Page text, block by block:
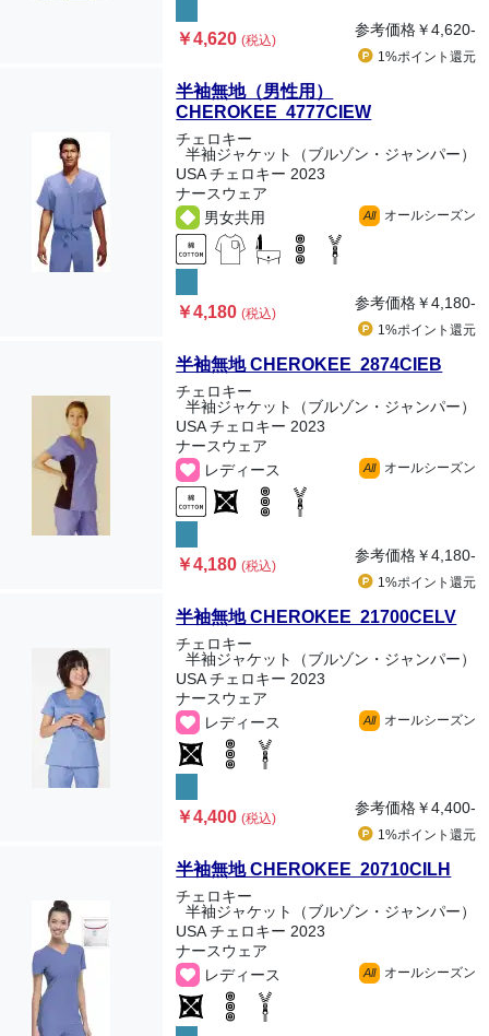
￥4,620(税込)
参考価格￥4,620-
1%ポイント 還元
半袖無地（男性用）
CHEROKEE 4777CIEW
チェロキー
半袖ジャケット（ブルゾン・ジャンパー）
USA チェロキー 2023
ナースウェア
男女共用
All オールシーズン
￥4,180(税込)
参考価格￥4,180-
1%ポイント 還元
半袖無地 CHEROKEE 2874CIEB
チェロキー
半袖ジャケット（ブルゾン・ジャンパー）
USA チェロキー 2023
ナースウェア
レディース
All オールシーズン
￥4,180(税込)
参考価格￥4,180-
1%ポイント 還元
半袖無地 CHEROKEE 21700CELV
チェロキー
半袖ジャケット（ブルゾン・ジャンパー）
USA チェロキー 2023
ナースウェア
レディース
All オールシーズン
￥4,400(税込)
参考価格￥4,400-
1%ポイント 還元
半袖無地 CHEROKEE 20710CILH
チェロキー
半袖ジャケット（ブルゾン・ジャンパー）
USA チェロキー 2023
ナースウェア
レディース
All オールシーズン